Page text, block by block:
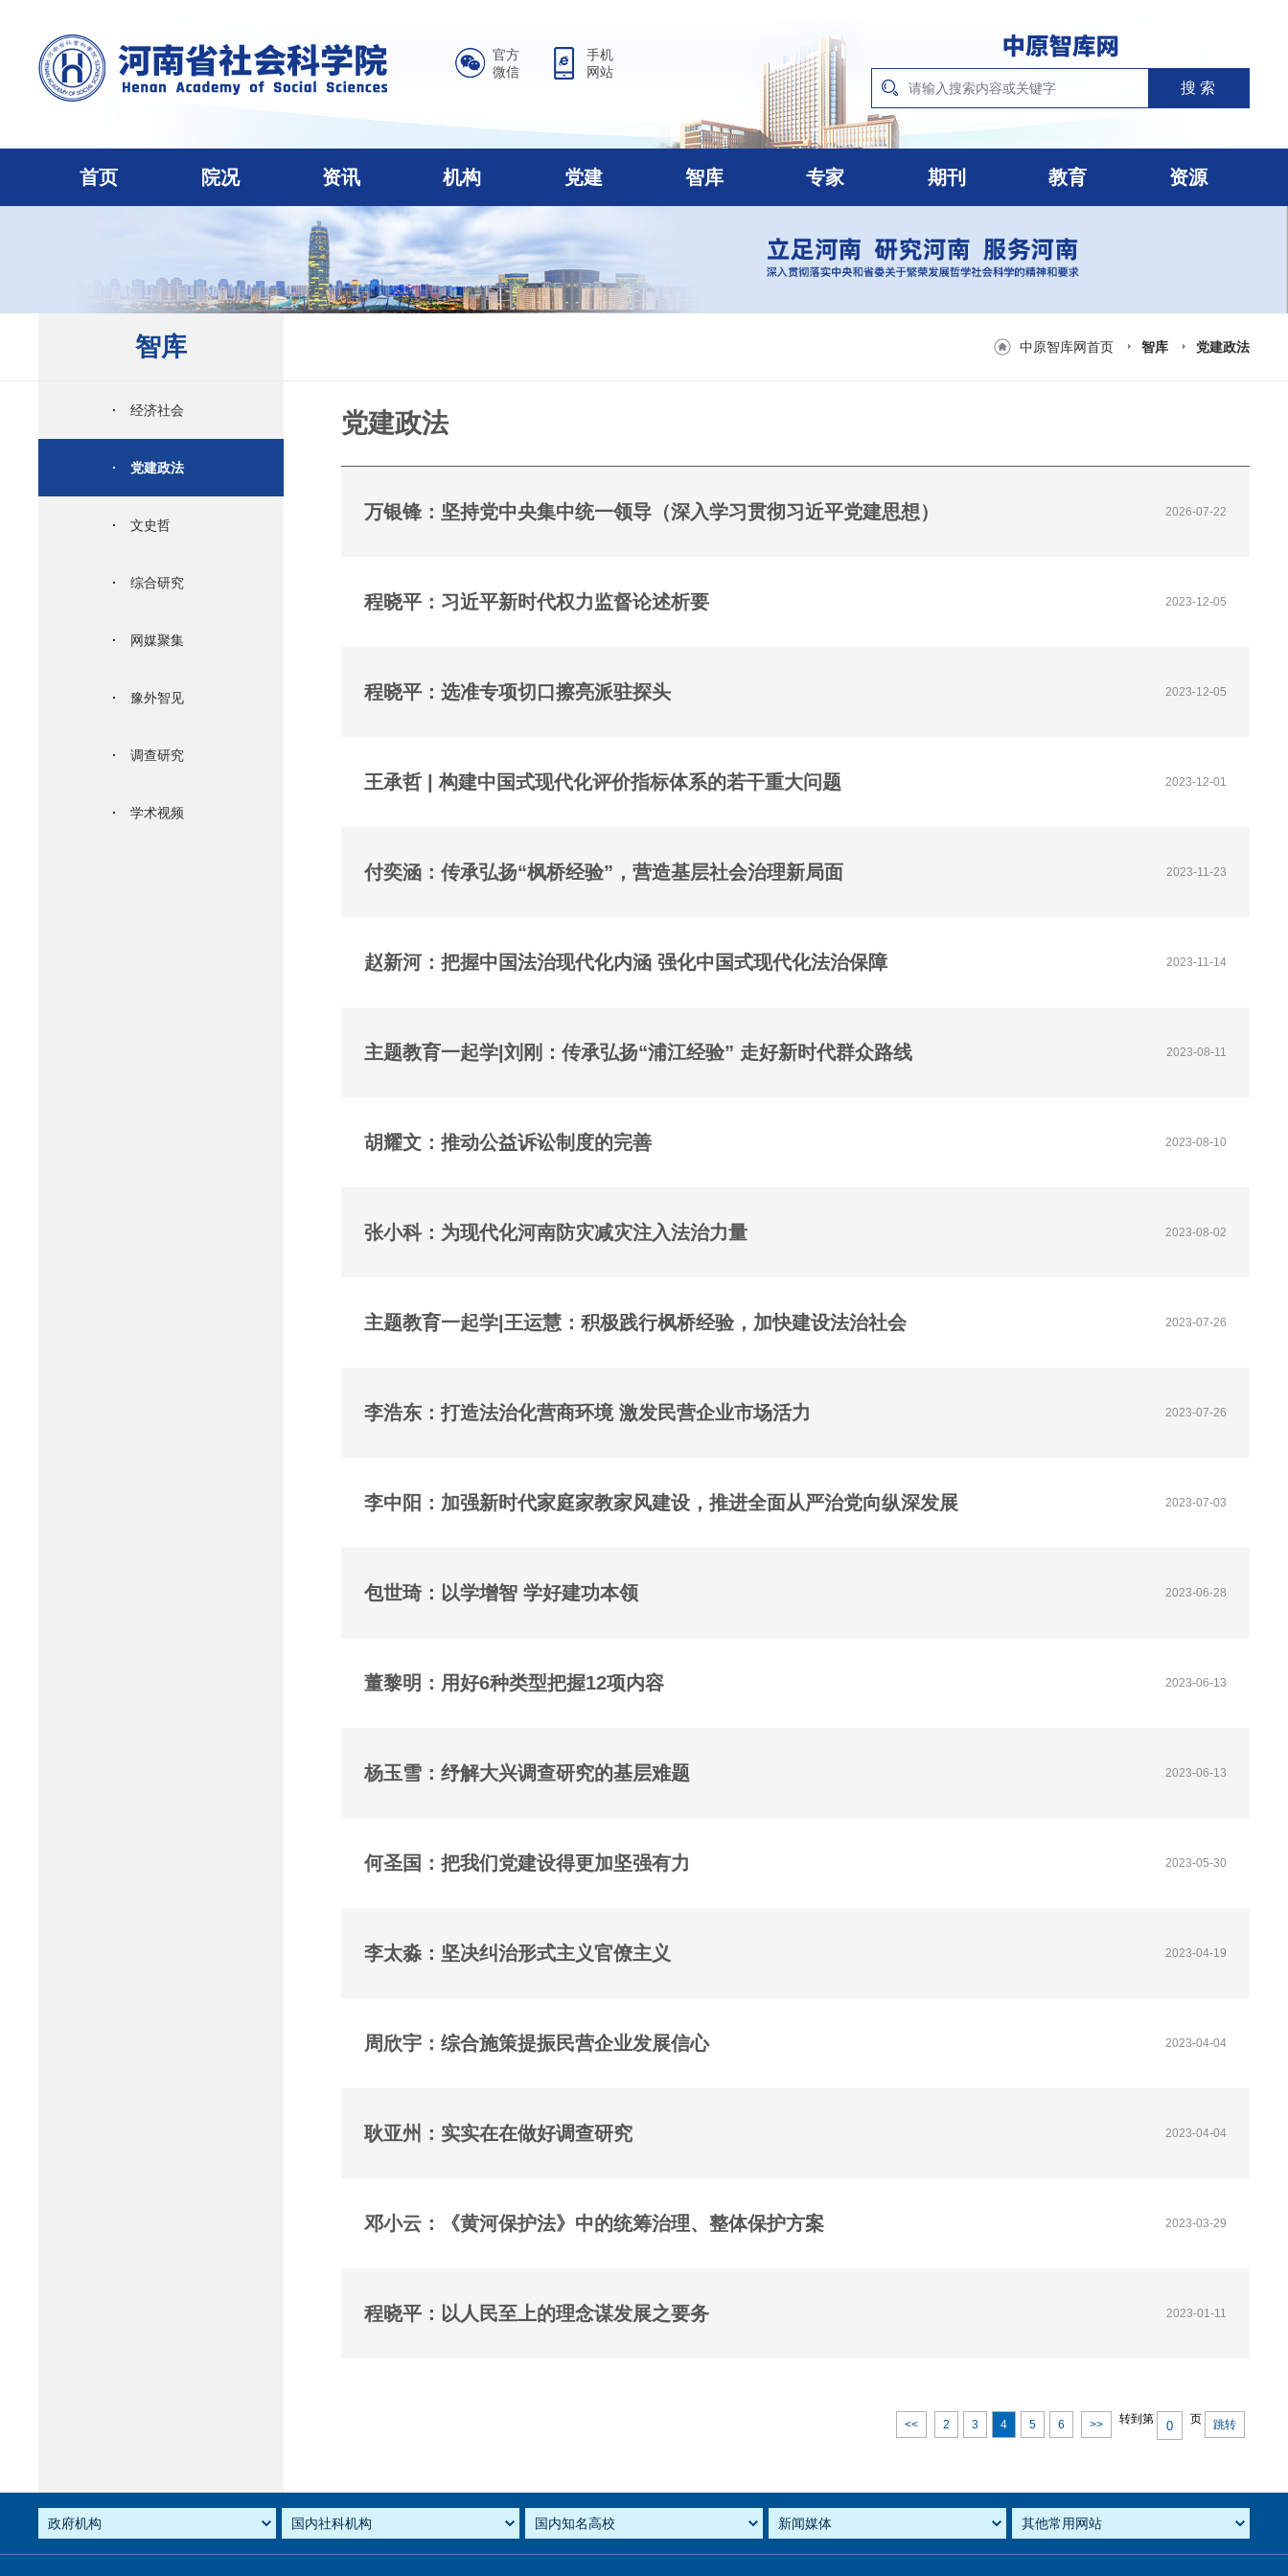
官方
微信
手机
网站
首页 院况 资讯 机构 党建 智库 专家 期刊 教育 资源
智库 中原智库网首页 智库 党建政法
· 经济社会
· 党建政法
· 文史哲
· 综合研究
· 网媒聚集
· 豫外智见
· 调查研究
· 学术视频
党建政法
万银锋：坚持党中央集中统一领导（深入学习贯彻习近平党建思想） 2026-07-22
程晓平：习近平新时代权力监督论述析要 2023-12-05
程晓平：选准专项切口擦亮派驻探头 2023-12-05
王承哲 | 构建中国式现代化评价指标体系的若干重大问题 2023-12-01
付奕涵：传承弘扬“枫桥经验”，营造基层社会治理新局面 2023-11-23
赵新河：把握中国法治现代化内涵 强化中国式现代化法治保障 2023-11-14
主题教育一起学|刘刚：传承弘扬“浦江经验” 走好新时代群众路线 2023-08-11
胡耀文：推动公益诉讼制度的完善 2023-08-10
张小科：为现代化河南防灾减灾注入法治力量 2023-08-02
主题教育一起学|王运慧：积极践行枫桥经验，加快建设法治社会 2023-07-26
李浩东：打造法治化营商环境 激发民营企业市场活力 2023-07-26
李中阳：加强新时代家庭家教家风建设，推进全面从严治党向纵深发展 2023-07-03
包世琦：以学增智 学好建功本领 2023-06-28
董黎明：用好6种类型把握12项内容 2023-06-13
杨玉雪：纾解大兴调查研究的基层难题 2023-06-13
何圣国：把我们党建设得更加坚强有力 2023-05-30
李太淼：坚决纠治形式主义官僚主义 2023-04-19
周欣宇：综合施策提振民营企业发展信心 2023-04-04
耿亚州：实实在在做好调查研究 2023-04-04
邓小云：《黄河保护法》中的统筹治理、整体保护方案 2023-03-29
程晓平：以人民至上的理念谋发展之要务 2023-01-11
<< 2 3 4 5 6 >> 转到第 页 跳转